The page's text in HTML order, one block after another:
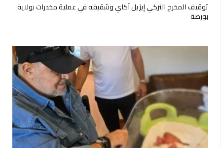
توقيف المخرج التركي إيزيل آكاي وشقيقه في عملية مخدرات بولاية
بورصة